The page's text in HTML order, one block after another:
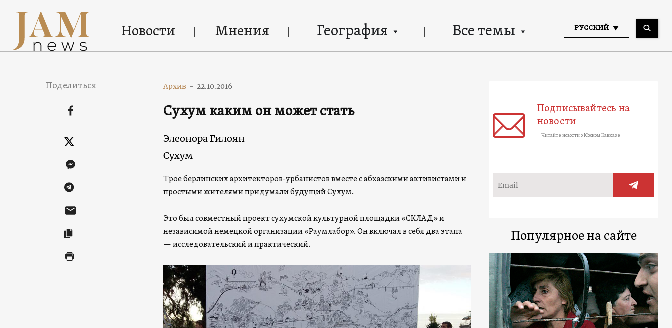
Новости Мнения География Все темы РУССКИЙ
Поделиться Архив - 22.10.2016
Сухум каким он может стать
Элеонора Гилоян
Сухум
Трое берлинских архитекторов-урбанистов вместе с абхазскими активистами и
простыми жителями придумали будущий Сухум.
Это был совместный проект сухумской культурной площадки «СКЛАД» и
независимой немецкой организации «Раумлабор». Он включал в себя два этапа
— исследовательский и практический.
Подписывайтесь на
новости
Читайте новости о Южном Кавказе
Популярное на сайте